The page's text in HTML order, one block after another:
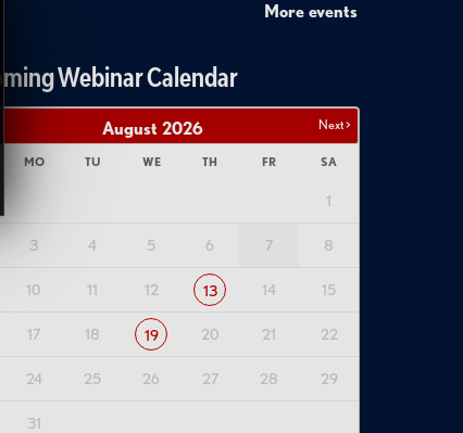
More events
Webinar Calendar
Next >
August 2026
MO TU WE TH FR SA
1
3 4 5 6 7 8
10 11 12 13 14 15
17 18 19 20 21 22
24 25 26 27 28 29
31